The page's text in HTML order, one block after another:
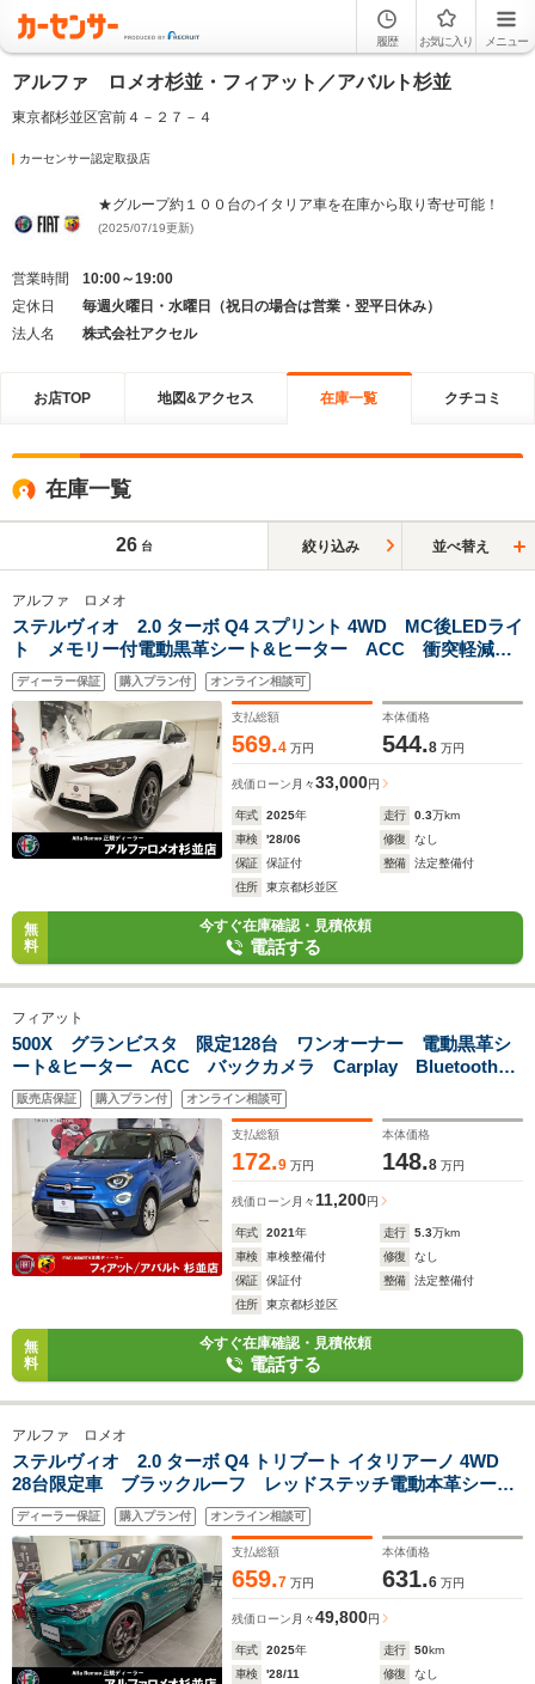
履歴 お気に入り メニュー
アルファ ロメオ杉並・フィアット／アバルト杉並
東京都杉並区宮前４－２７－４
カーセンサー認定取扱店
★グループ約１００台のイタリア車を在庫から取り寄せ可能！
(2025/07/19更新)
営業時間
10:00～19:00
定休日
毎週火曜日・水曜日（祝日の場合は営業・翌平日休み）
法人名
株式会社アクセル
お店TOP 地図&アクセス 在庫一覧 クチコミ
在庫一覧
26 台 絞り込み 並べ替え
アルファ ロメオ
ステルヴィオ 2.0 ターボ Q4 スプリント 4WD MC後LEDライ
ト メモリー付電動黒革シート&ヒーター ACC 衝突軽減ブ
レーキ 純正ナビ バックカメラ Carplay Bluetooth 純正
19インチアルミ
ディーラー保証 購入プラン付 オンライン相談可
支払総額
569.4 万円
本体価格
544.8 万円
残価ローン 月々33,000円
年式 2025年 走行 0.3万km
車検
'28/06 修復
なし
保証
保証付 整備
法定整備付
住所
東京都杉並区
無
料
今すぐ在庫確認・見積依頼
電話する
フィアット
500X グランビスタ 限定128台 ワンオーナー 電動黒革シ
ート&ヒーター ACC バックカメラ Carplay Bluetooth
LEDヘッドライト ドラレコ前後 ETC 前後パークセンサ
ー 純正17インチアルミ
販売店保証 購入プラン付 オンライン相談可
支払総額
172.9 万円
本体価格
148.8 万円
残価ローン 月々 11,200円
年式 2021年 走行 5.3万km
車検
車検整備付 修復
なし
保証
保証付 整備
法定整備付
住所
東京都杉並区
無
料
今すぐ在庫確認・見積依頼
電話する
アルファ ロメオ
ステルヴィオ 2.0 ターボ Q4 トリブート イタリアーノ 4WD
28台限定車 ブラックルーフ レッドステッチ電動本革シート
&ヒーター ALFAアクティブサスペンション ACC 衝突軽減
ブレーキ 純正ナビ バックカメラ Bluetooth ETC 純正21
インチアルミ
ディーラー保証 購入プラン付 オンライン相談可
支払総額
659.7 万円
本体価格
631.6 万円
残価ローン 月々49,800円
年式 2025年 走行 50km
車検
'28/11 修復
なし